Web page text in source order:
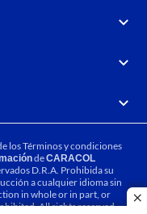
losTérminos y condiciones
deCARACOL
D.R.A. Prohibida su
a cualquier idioma sin
in whole or in part, or
All rights reserved